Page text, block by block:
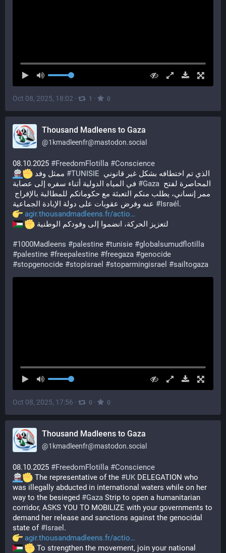
Oct 08, 2025, 18:02 · 1 · 0
Thousand Madleens to Gaza
@1kmadleenfr@mastodon.social
08.10.2025 #FreedomFlotilla #Conscience
#TUNISIE
#Gaza
#Israél .
agir.thousandmadleens.fr/actio
لتعزيز الحركة، انضموا إلى وفودكم الوطنية
#1000Madleens #palestine #tunisie #globalsumudflotilla
#palestine #freepalestine #freegaza #genocide
#stopgenocide #stopisrael #stoparmingisrael #sailtogaza
Oct 08, 2025, 17:56 · 0 · 0
Thousand Madleens to Gaza
@1kmadleenfr@mastodon.social
08.10.2025 #FreedomFlotilla #Conscience
The representative of the #UK DELEGATION who
was illegally abducted in international waters while on her
way to the besieged #Gaza Strip to open a humanitarian
corridor, ASKS YOU TO MOBILIZE with your governments to
demand her release and sanctions against the genocidal
state of #Israel .
agir.thousandmadleens.fr/actio
To strengthen the movement, join your national